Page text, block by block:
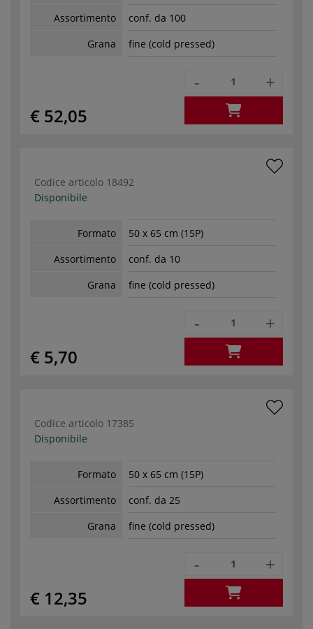
Assortimento
conf. da 100
Grana
fine (cold pressed)
€ 52,05
- +
Codice articolo 18492
Disponibile
Formato
50 x 65 cm (15P)
Assortimento
conf. da 10
Grana
fine (cold pressed)
€ 5,70
- +
Codice articolo 17385
Disponibile
Formato
50 x 65 cm (15P)
Assortimento
conf. da 25
Grana
fine (cold pressed)
€ 12,35
- +